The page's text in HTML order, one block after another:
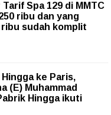
Spa 129 di MMTC
ribu dan yang
ribu sudah komplit
ke Paris,
(E) Muhammad
Hingga ikuti